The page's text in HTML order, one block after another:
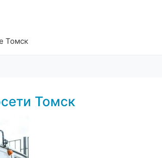
Томск
Томск